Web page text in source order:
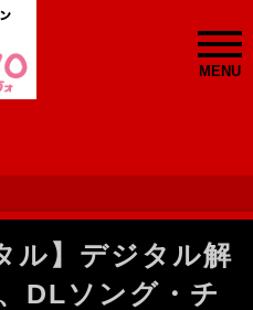
MENU
ル】デジタル解
DLソング・チ